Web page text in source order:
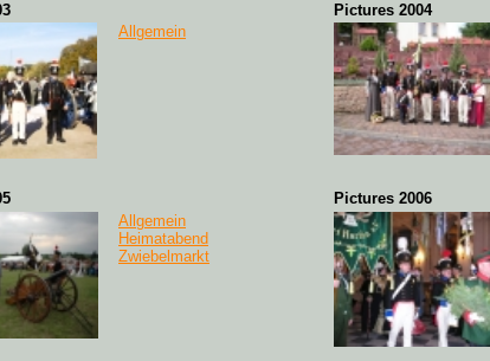
Pictures 2004
Allgemein
Pictures 2006
Allgemein
Heimatabend
Zwiebelmarkt